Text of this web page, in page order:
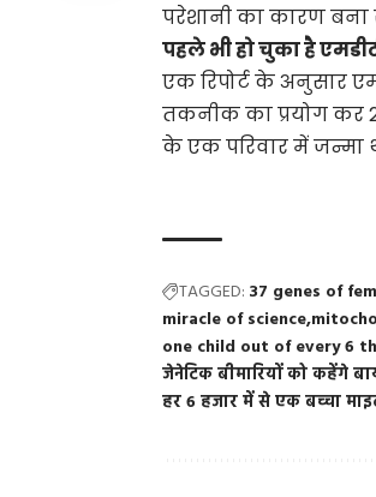
परेशानी का कारण बना
पहले भी हो चुका है
एक रिपोर्ट के अनुसार
तकनीक का प्रयोग कर
के एक परिवार में जन्मा
TAGGED: 37 genes of
miracle of science
one child out of every 6
जेनेटिक बीमारियों को कहेंगे
हर 6 हजार में से एक बच्चा